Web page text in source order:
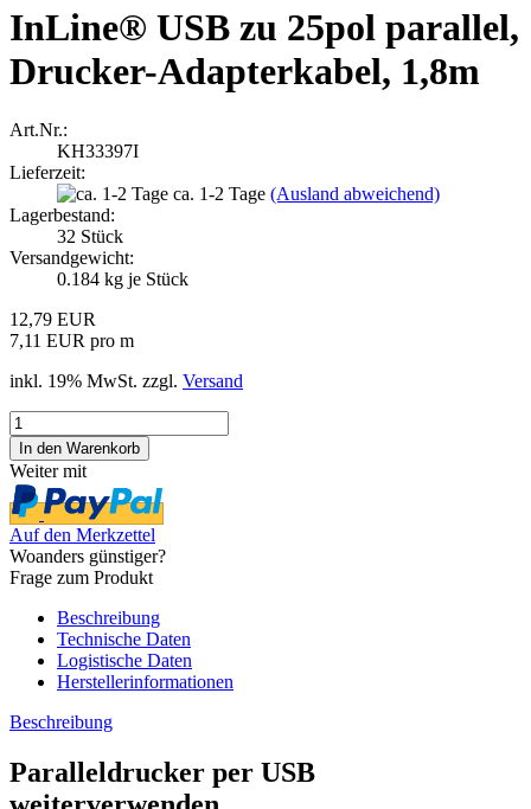
InLine® USB zu 25pol parallel,
Drucker-Adapterkabel, 1,8m
Art.Nr.:
KH33397I
Lieferzeit:
ca. 1-2 Tage (Ausland abweichend)
Lagerbestand:
32 Stück
Versandgewicht:
0.184 kg je Stück
12,79 EUR
7,11 EUR pro m
inkl. 19% MwSt. zzgl. Versand
Weiter mit
Auf den Merkzettel
Woanders günstiger?
Frage zum Produkt
Beschreibung
Technische Daten
Logistische Daten
Herstellerinformationen
Beschreibung
Paralleldrucker per USB